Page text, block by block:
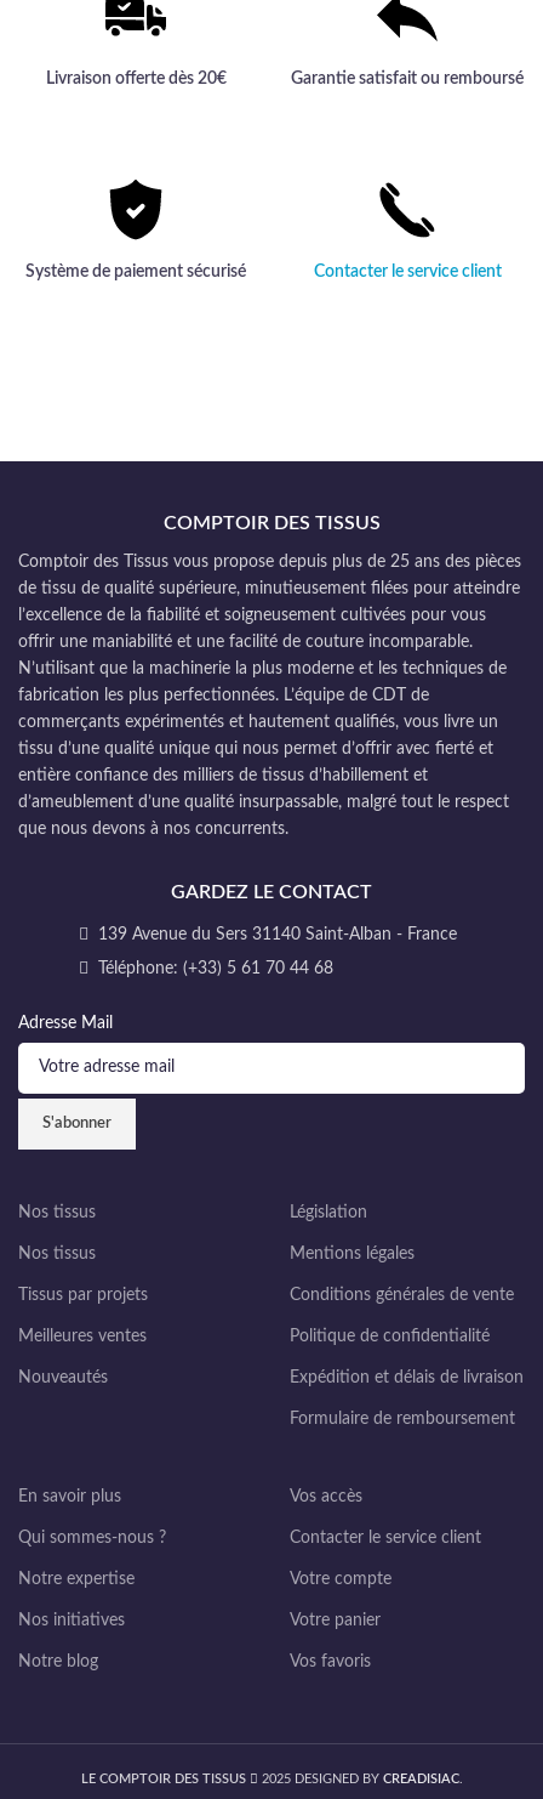
Livraison offerte dès 20€ Garantie satisfait ou remboursé
Système de paiement sécurisé Contacter le service client
COMPTOIR DES TISSUS
Comptoir des Tissus vous propose depuis plus de 25 ans des pièces
de tissu de qualité supérieure, minutieusement filées pour atteindre
l’excellence de la fiabilité et soigneusement cultivées pour vous
offrir une maniabilité et une facilité de couture incomparable.
N’utilisant que la machinerie la plus moderne et les techniques de
fabrication les plus perfectionnées. L’équipe de CDT de
commerçants expérimentés et hautement qualifiés, vous livre un
tissu d’une qualité unique qui nous permet d’offrir avec fierté et
entière confiance des milliers de tissus d’habillement et
d’ameublement d’une qualité insurpassable, malgré tout le respect
que nous devons à nos concurrents.
GARDEZ LE CONTACT
139 Avenue du Sers 31140 Saint-Alban - France
Téléphone: (+33) 5 61 70 44 68
Adresse Mail
Nos tissus
Nos tissus
Tissus par projets
Meilleures ventes
Nouveautés
Législation
Mentions légales
Conditions générales de vente
Politique de confidentialité
Expédition et délais de livraison
Formulaire de remboursement
En savoir plus
Qui sommes-nous ?
Notre expertise
Nos initiatives
Notre blog
Vos accès
Contacter le service client
Votre compte
Votre panier
Vos favoris
LE COMPTOIR DES TISSUS 2025 DESIGNED BY CREADISIAC.